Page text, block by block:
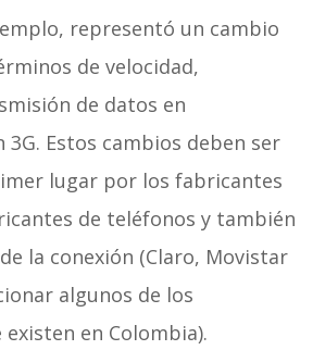
representó un cambio
de velocidad,
de datos en
3G. Estos cambios deben ser
lugar por los fabricantes
de teléfonos y también
la conexión (Claro, Movistar
algunos de los
en Colombia).